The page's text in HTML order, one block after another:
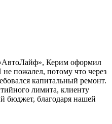
Керим оформил
пожалел, потому что через
капитальный ремонт.
лимита, клиенту
бюджет, благодаря нашей